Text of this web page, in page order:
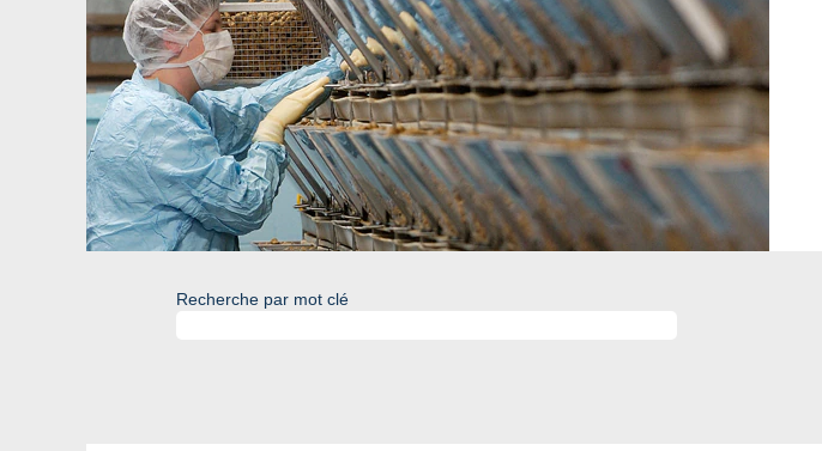
Recherche par mot clé